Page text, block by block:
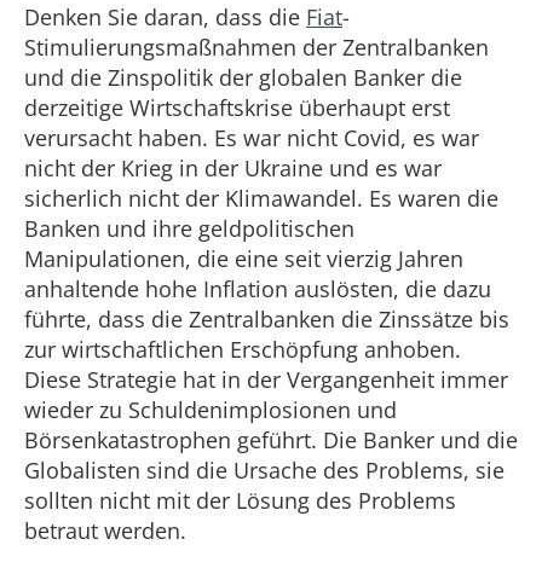
Denken Sie daran, dass die Fiat-
Stimulierungsmaßnahmen der Zentralbanken
und die Zinspolitik der globalen Banker die
derzeitige Wirtschaftskrise überhaupt erst
verursacht haben. Es war nicht Covid, es war
nicht der Krieg in der Ukraine und es war
sicherlich nicht der Klimawandel. Es waren die
Banken und ihre geldpolitischen
Manipulationen, die eine seit vierzig Jahren
anhaltende hohe Inflation auslösten, die dazu
führte, dass die Zentralbanken die Zinssätze bis
zur wirtschaftlichen Erschöpfung anhoben.
Diese Strategie hat in der Vergangenheit immer
wieder zu Schuldenimplosionen und
Börsenkatastrophen geführt. Die Banker und die
Globalisten sind die Ursache des Problems, sie
sollten nicht mit der Lösung des Problems
betraut werden.